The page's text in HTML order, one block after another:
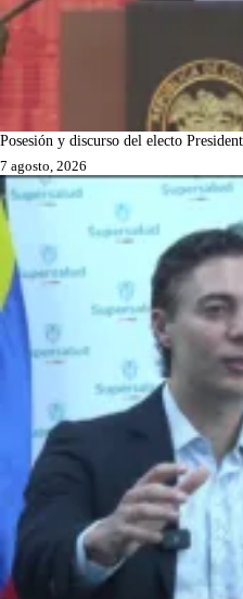
Posesión y discurso del electo
7 agosto, 2026